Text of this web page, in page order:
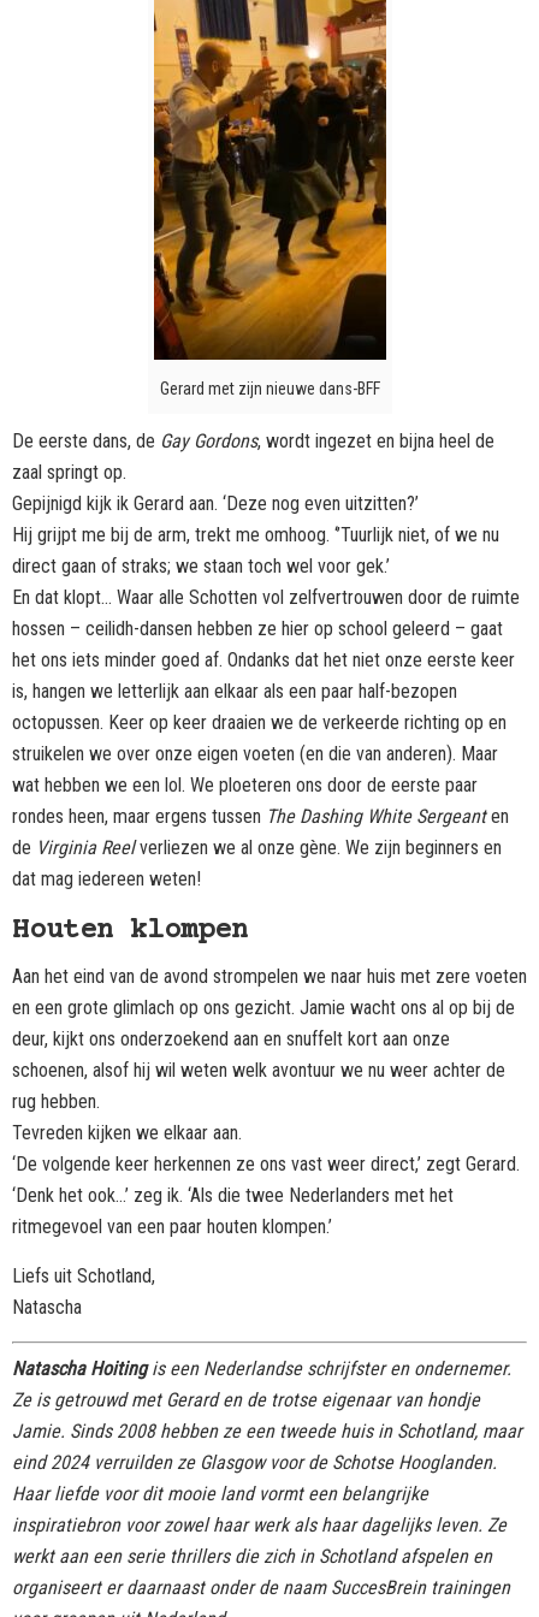
Gerard met zijn nieuwe dans-BFF
De eerste dans, de Gay Gordons, wordt ingezet en bijna heel de
zaal springt op.
Gepijnigd kijk ik Gerard aan. ‘Deze nog even uitzitten?’
Hij grijpt me bij de arm, trekt me omhoog. ‘’Tuurlijk niet, of we nu
direct gaan of straks; we staan toch wel voor gek.’
En dat klopt… Waar alle Schotten vol zelfvertrouwen door de ruimte
hossen – ceilidh-dansen hebben ze hier op school geleerd – gaat
het ons iets minder goed af. Ondanks dat het niet onze eerste keer
is, hangen we letterlijk aan elkaar als een paar half-bezopen
octopussen. Keer op keer draaien we de verkeerde richting op en
struikelen we over onze eigen voeten (en die van anderen). Maar
wat hebben we een lol. We ploeteren ons door de eerste paar
rondes heen, maar ergens tussen The Dashing White Sergeanten
de Virginia Reelverliezen we al onze gène. We zijn beginners en
dat mag iedereen weten!
Houten klompen
Aan het eind van de avond strompelen we naar huis met zere voeten
en een grote glimlach op ons gezicht. Jamie wacht ons al op bij de
deur, kijkt ons onderzoekend aan en snuffelt kort aan onze
schoenen, alsof hij wil weten welk avontuur we nu weer achter de
rug hebben.
Tevreden kijken we elkaar aan.
‘De volgende keer herkennen ze ons vast weer direct,’ zegt Gerard.
‘Denk het ook…’ zeg ik. ‘Als die twee Nederlanders met het
ritmegevoel van een paar houten klompen.’
Liefs uit Schotland,
Natascha
Natascha Hoitingis een Nederlandse schrijfster en ondernemer.
Ze is getrouwd met Gerard en de trotse eigenaar van hondje
Jamie. Sinds 2008 hebben ze een tweede huis in Schotland, maar
eind 2024 verruilden ze Glasgow voor de Schotse Hooglanden.
Haar liefde voor dit mooie land vormt een belangrijke
inspiratiebron voor zowel haar werk als haar dagelijks leven. Ze
werkt aan een serie thrillers die zich in Schotland afspelen en
organiseert er daarnaast onder de naam SuccesBrein trainingen